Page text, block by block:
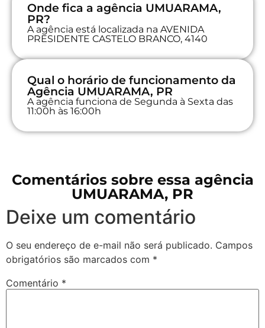
Onde fica a agência UMUARAMA,
PR?
A agência está localizada na AVENIDA
PRESIDENTE CASTELO BRANCO, 4140
Qual o horário de funcionamento da
Agência UMUARAMA, PR
A agência funciona de Segunda à Sexta das
11:00h às 16:00h
Comentários sobre essa agência
UMUARAMA, PR
Deixe um comentário
O seu endereço de e-mail não será publicado. Campos
obrigatórios são marcados com *
Comentário *